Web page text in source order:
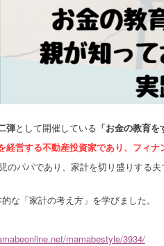
弾として開催している 「お金の教育
経営する不動産投資家であり、フィ
のパパであり、家計を切り盛りする夫
な「家計の考え方」を学びました。
mamabestyle/3934/